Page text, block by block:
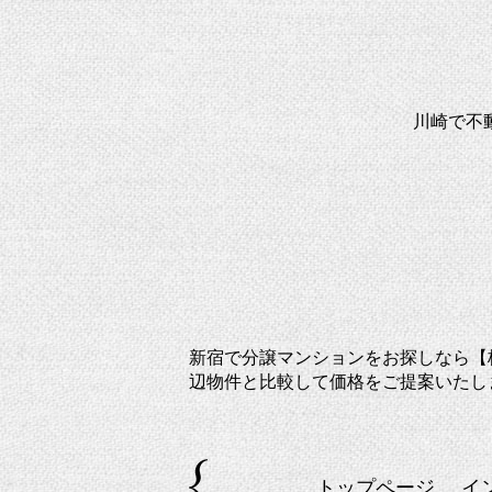
川崎で不
新宿で分譲マンションをお探しなら
辺物件と比較して価格をご提案いた
トップページ イ